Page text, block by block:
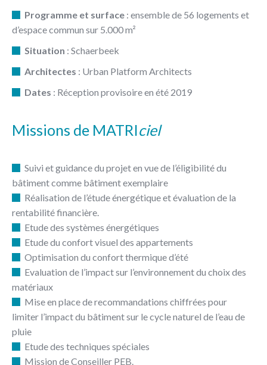
Programme et surface : ensemble de 56 logements et
d’espace commun sur 5.000 m²
Situation : Schaerbeek
Architectes : Urban Platform Architects
Dates : Réception provisoire en été 2019
Missions de MATRIciel
Suivi et guidance du projet en vue de l’éligibilité du
bâtiment comme bâtiment exemplaire
Réalisation de l’étude énergétique et évaluation de la
rentabilité financière.
Etude des systèmes énergétiques
Etude du confort visuel des appartements
Optimisation du confort thermique d’été
Evaluation de l’impact sur l’environnement du choix des
matériaux
Mise en place de recommandations chiffrées pour
limiter l’impact du bâtiment sur le cycle naturel de l’eau de
pluie
Etude des techniques spéciales
Mission de Conseiller PEB.